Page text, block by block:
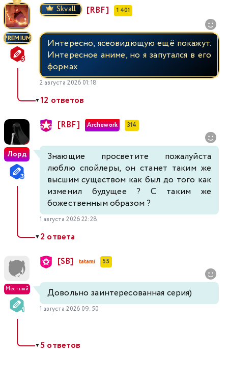
PREMIUM
Skvall [RBF] 1 401
Интересно, ясеовидющую ещё покажут.
Интересное аниме, но я запутался в его
формах
2 августа 2026 01:18
▼12 ответов
Лорд
[RBF] Archework 314
Знающие просветите пожалуйста
люблю спойлеры, он станет таким же
высшим существом как был до того как
изменил будущее ? С таким же
божественным образом ?
1 августа 2026 22:28
▼2 ответа
Местный
[SB] tatami 55
Довольно заинтересованная серия)
1 августа 2026 09:50
▼5 ответов